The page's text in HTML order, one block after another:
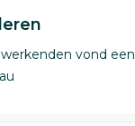
vond een